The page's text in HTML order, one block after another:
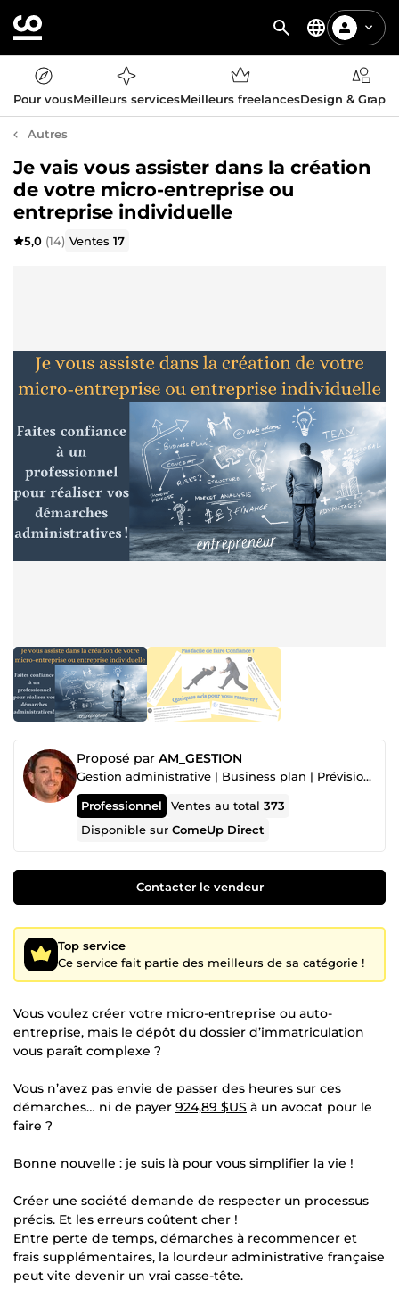
Pour vousMeilleurs servicesMeilleurs freelancesDesign &
Autres
Je vais vous assister dans la création
de votre micro-entreprise ou
entreprise individuelle
5,0 (14) Ventes17
Proposé par AM_GESTION
Gestion administrative | Business plan | Prévisionnel
Professionnel Ventes au total373
Disponible surComeUp Direct
Contacter le vendeur
Top service
Ce service fait partie des meilleurs de sa catégorie !
Vous voulez créer votre micro-entreprise ou auto-
entreprise, mais le dépôt du dossier d’immatriculation
vous paraît complexe ?
Vous n’avez pas envie de passer des heures sur ces
démarches… ni de payer 924,89 $US à un avocat pour le
faire ?
Bonne nouvelle : je suis là pour vous simplifier la vie !
Créer une société demande de respecter un processus
précis. Et les erreurs coûtent cher !
Entre perte de temps, démarches à recommencer et
frais supplémentaires, la lourdeur administrative française
peut vite devenir un vrai casse-tête.